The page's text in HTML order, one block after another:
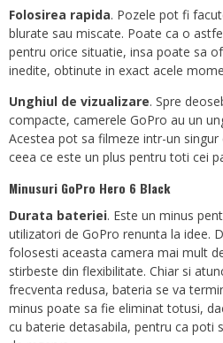
Folosirea rapida. Pozele pot fi
blurate sau miscate. Poate ca o
pentru orice situatie, insa poate sa
inedite, obtinute in exact acele
Unghiul de vizualizare. Spre
compacte, camerele GoPro au un
Acestea pot sa filmeze intr-un
ceea ce este un plus pentru toti cei
Minusuri GoPro Hero 6 Black
Durata bateriei. Este un minus
utilizatori de GoPro renunta la idee.
folosesti aceasta camera mai mult
stirbeste din flexibilitate. Chiar si
frecventa redusa, bateria se va
minus poate sa fie eliminat totusi,
cu baterie detasabila, pentru ca poti